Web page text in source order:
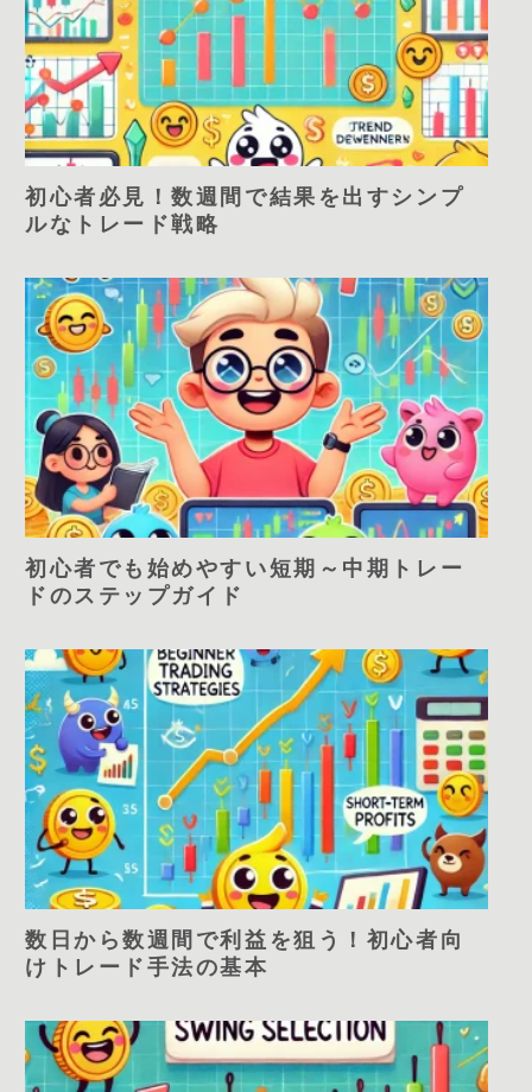
初心者必見！数週間で結果を出すシンプ
ルなトレード戦略
初心者でも始めやすい短期～中期トレー
ドのステップガイド
数日から数週間で利益を狙う！初心者向
けトレード手法の基本